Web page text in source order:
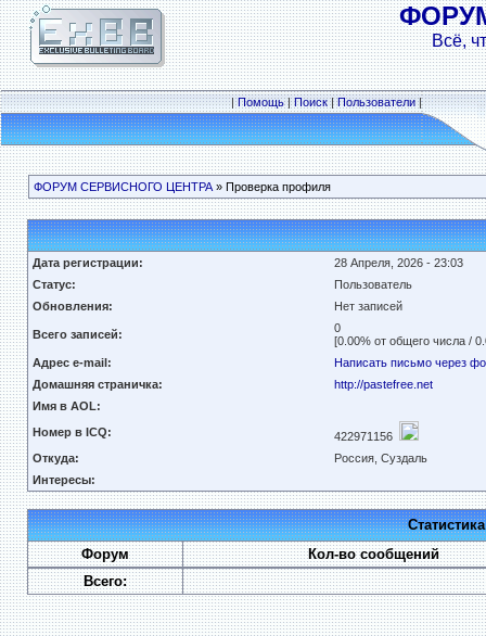
Всё,
|Помощь|Поиск|Пользователи|
ФОРУМ СЕРВИСНОГО ЦЕНТРА» Проверка профиля
Дата регистрации:
28 Апреля, 2026 - 23:03
Статус:
Пользователь
Обновления:
Нет записей
Всего записей:
0
[0.00% от общего числа /
Адрес e-mail:
Написать письмо через
Домашняя страничка:
http://pastefree.net
Имя в AOL:
Номер в ICQ:
422971156
Откуда:
Россия, Суздаль
Интересы:
Форум
Кол-во сообщений
Всего: